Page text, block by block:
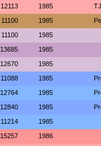
12113 1985
11100 1985
11100 1985
13685 1985
12670 1985
11088 1985
12764 1985
12840 1985
11214 1985
15257 1986